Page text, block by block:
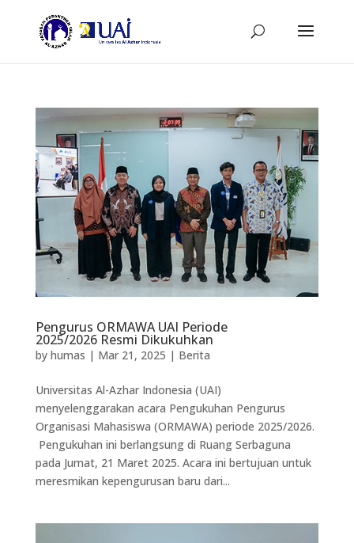
Pengurus ORMAWA UAI Periode
2025/2026 Resmi Dikukuhkan
by humas | Mar 21, 2025 | Berita
Universitas Al-Azhar Indonesia (UAI)
menyelenggarakan acara Pengukuhan Pengurus
Organisasi Mahasiswa (ORMAWA) periode 2025/2026.
Pengukuhan ini berlangsung di Ruang Serbaguna
pada Jumat, 21 Maret 2025. Acara ini bertujuan untuk
meresmikan kepengurusan baru dari...